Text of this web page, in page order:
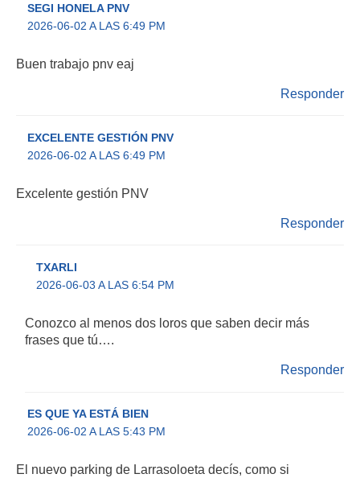
SEGI HONELA PNV
2026-06-02 A LAS 6:49 PM
Buen trabajo pnv eaj
Responder
EXCELENTE GESTIÓN PNV
2026-06-02 A LAS 6:49 PM
Excelente gestión PNV
Responder
TXARLI
2026-06-03 A LAS 6:54 PM
Conozco al menos dos loros que saben decir más
frases que tú….
Responder
ES QUE YA ESTÁ BIEN
2026-06-02 A LAS 5:43 PM
El nuevo parking de Larrasoloeta decís, como si